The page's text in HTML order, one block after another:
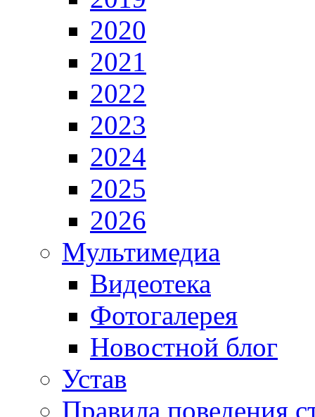
2020
2021
2022
2023
2024
2025
2026
Мультимедиа
Видеотека
Фотогалерея
Новостной блог
Устав
Правила поведения